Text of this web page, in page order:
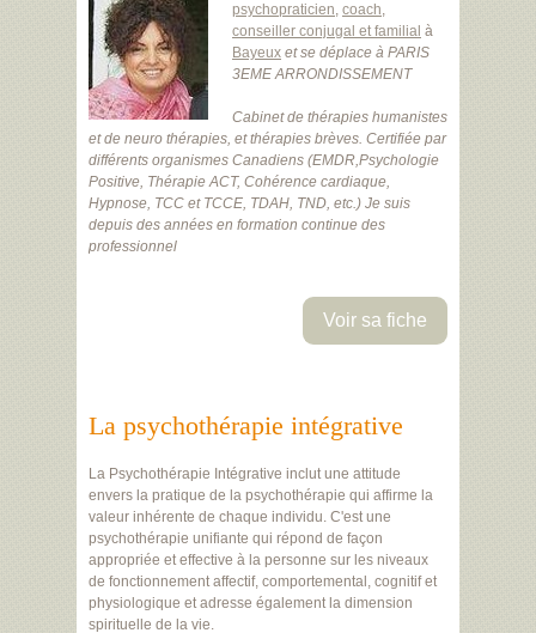
psychopraticien, coach,
conseiller conjugal et familial à
Bayeux et se déplace à PARIS
3EME ARRONDISSEMENT
Cabinet de thérapies humanistes
et de neuro thérapies, et thérapies brèves. Certifiée par
différents organismes Canadiens (EMDR,Psychologie
Positive, Thérapie ACT, Cohérence cardiaque,
Hypnose, TCC et TCCE, TDAH, TND, etc.) Je suis
depuis des années en formation continue des
professionnel
Voir sa fiche
La psychothérapie intégrative
La Psychothérapie Intégrative inclut une attitude
envers la pratique de la psychothérapie qui affirme la
valeur inhérente de chaque individu. C'est une
psychothérapie unifiante qui répond de façon
appropriée et effective à la personne sur les niveaux
de fonctionnement affectif, comportemental, cognitif et
physiologique et adresse également la dimension
spirituelle de la vie.